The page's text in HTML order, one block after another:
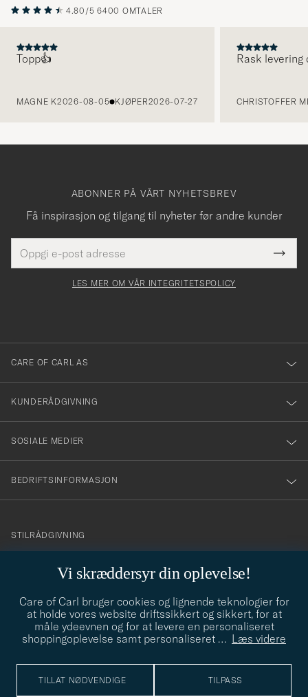
4.80/5 6400 OMTALER
Topp👍
MAGNE K2026-08-05 KJØPER2026-07-27
Rask
CHRISTOFFER
Vi skræddersyr din oplevelse!
Care of Carl bruger cookies og lignende teknologier for
at holde vores website driftssikkert og sikkert, for at
måle ydeevnen og for at levere en personaliseret
shoppingoplevelse samt personaliseret … Læs videre
TILLAT NØDVENDIGE TILPASS
ABONNER PÅ VÅRT NYHETSBREV
Få inspirasjon og tilgang til nyheter før andre kunder
postadresse
felt
Tack
för
dig
till
vårt
nyhetsbrev!
LES MER OM VÅR INTEGRITETSPOLICY
CARE OF CARL AS
KUNDERÅDGIVNING
SOSIALE MEDIER
BEDRIFTSINFORMASJON
info@careofcarl.no
STILRÅDGIVNING
STILRÅDGIVNING
© Care of Carl 2026